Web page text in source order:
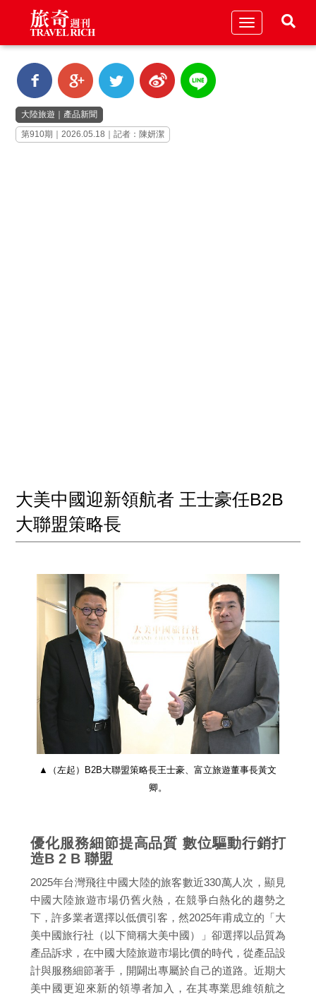
Toggle
大陸旅遊
產品新聞
第910期｜2026.05.18｜記者：陳妍潔
大美中國迎新領航者 王士豪任B2B
大聯盟策略長
▲（左起）B2B大聯盟策略長王士豪、富立旅遊董事長黃文
卿。
優化服務細節提高品質 數位驅動行銷打
造B 2 B 聯盟
2025年台灣飛往中國大陸的旅客數近330萬人次，顯見
中國大陸旅遊市場仍舊火熱，在競爭白熱化的趨勢之
下，許多業者選擇以低價引客，然2025年甫成立的「大
美中國旅行社（以下簡稱大美中國）」卻選擇以品質為
產品訴求，在中國大陸旅遊市場比價的時代，從產品設
計與服務細節著手，開闢出專屬於自己的道路。近期大
美中國更迎來新的領導者加入，在其專業思維領航之